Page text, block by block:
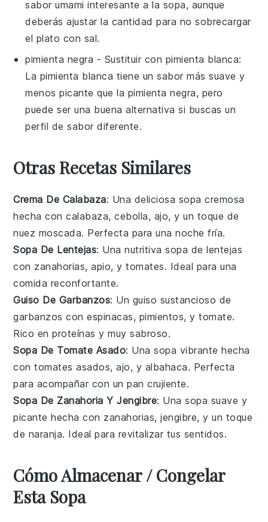
sabor umami interesante a la sopa, aunque
deberás ajustar la cantidad para no sobrecargar
el plato con sal.
pimienta negra - Sustituir con pimienta blanca:
La pimienta blanca tiene un sabor más suave y
menos picante que la pimienta negra, pero
puede ser una buena alternativa si buscas un
perfil de sabor diferente.
Otras Recetas Similares
Crema De Calabaza: Una deliciosa sopa cremosa
hecha concalabaza,cebolla, ajo, y un toque de
nuez moscada. Perfecta para una noche fría.
Sopa De Lentejas: Una nutritivasopa delentejas
con zanahorias,apio, ytomates. Ideal para una
comida reconfortante.
Guiso De Garbanzos: Un guiso sustancioso de
garbanzos conespinacas, pimientos, ytomate.
Rico en proteínas y muy sabroso.
Sopa De Tomate Asado: Unasopa vibrante hecha
contomates asados,ajo, y albahaca. Perfecta
para acompañar con unpan crujiente.
Sopa De Zanahoria Y Jengibre: Unasopa suave y
picante hecha con zanahorias,jengibre, y un toque
de naranja. Ideal para revitalizar tus sentidos.
Cómo Almacenar / Congelar
Esta Sopa